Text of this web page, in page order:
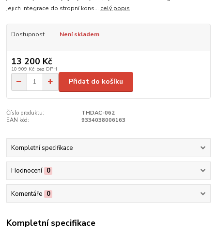
jejich integrace do stropní kons... celý popis
Dostupnost Není skladem
13 200 Kč
10 909 Kč bez DPH
Přidat do košíku
Číslo produktu:
THDAC-062
EAN kód:
9334038006163
Kompletní specifikace
Hodnocení 0
Komentáře 0
Kompletní specifikace